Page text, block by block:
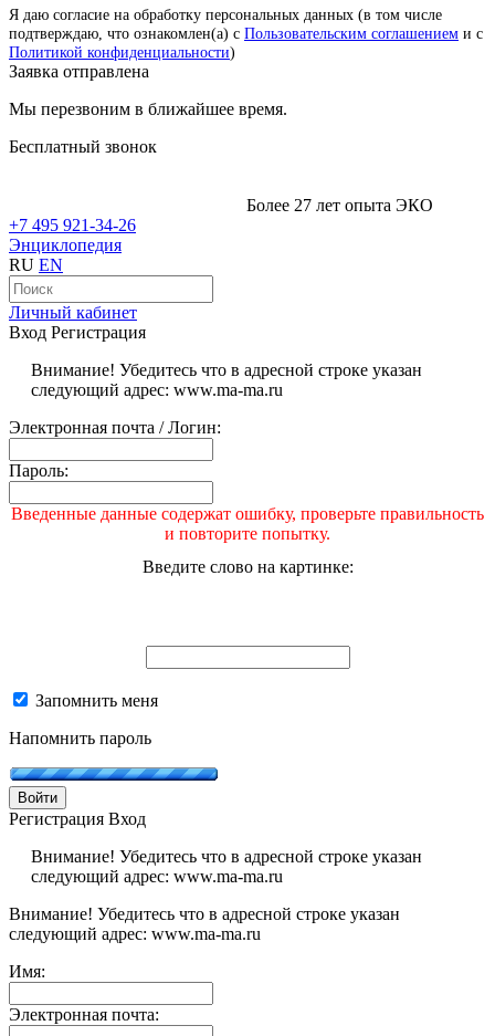
Я даю согласие на обработку персональных данных (в том числе
подтверждаю, что ознакомлен(а) с Пользовательским соглашением и с
Политикой конфиденциальности)
Заявка отправлена
Мы перезвоним в ближайшее время.
Бесплатный звонок
Более 27 лет опыта ЭКО
+7 495 921-34-26
Энциклопедия
RU EN
Личный кабинет
Вход Регистрация
Внимание! Убедитесь что в адресной строке указан
следующий адрес: www.ma-ma.ru
Электронная почта / Логин:
Пароль:
Введенные данные содержат ошибку, проверьте правильность
и повторите попытку.
Введите слово на картинке:
Запомнить меня
Напомнить пароль
Войти
Регистрация Вход
Внимание! Убедитесь что в адресной строке указан
следующий адрес: www.ma-ma.ru
Внимание! Убедитесь что в адресной строке указан
следующий адрес: www.ma-ma.ru
Имя:
Электронная почта: